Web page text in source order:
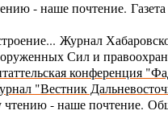
- наше почтение.
Журнал
Сил и
конференция
"Вестник
- наше почтение.